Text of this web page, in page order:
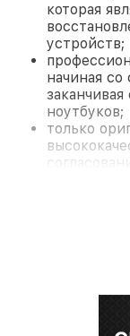
которая
устройств;
начиная
ноутбуков;
только
На все